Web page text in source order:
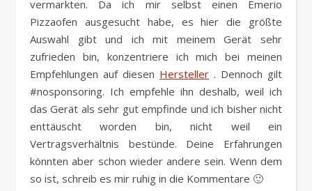
vermarkten. Da ich mir selbst einen Emerio
Pizzaofen ausgesucht habe, es hier die größte
Auswahl gibt und ich mit meinem Gerät sehr
zufrieden bin, konzentriere ich mich bei meinen
Empfehlungen auf diesen Hersteller . Dennoch gilt
#nosponsoring. Ich empfehle ihn deshalb, weil ich
das Gerät als sehr gut empfinde und ich bisher nicht
enttäuscht worden bin, nicht weil ein
Vertragsverhältnis bestünde. Deine Erfahrungen
könnten aber schon wieder andere sein. Wenn dem
so ist, schreib es mir ruhig in die Kommentare 🙂